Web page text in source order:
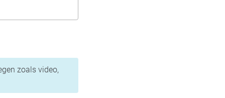
zoals video,